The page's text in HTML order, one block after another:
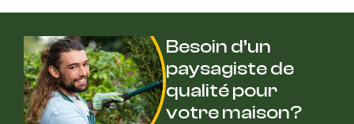
Besoin d’un
paysagiste de
qualité pour
votre maison?